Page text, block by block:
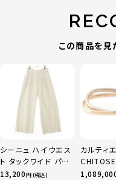
この商品を
シーニュ ハイウエス
ト タックワイド パン
ツ ボトムス オフホワ
13,200円 (税込)
カルティ
sacai サ